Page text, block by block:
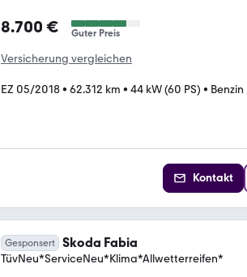
8.700 € Guter Preis
Versicherung vergleichen
EZ 05/2018• 62.312 km • 44 kW (60 PS) • Benzin
Kontakt
Gesponsert Skoda Fabia
TüvNeu*ServiceNeu*Klima*Allwetterreifen*